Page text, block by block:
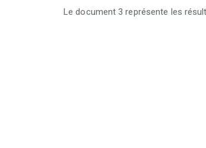
Le document 3 représente les